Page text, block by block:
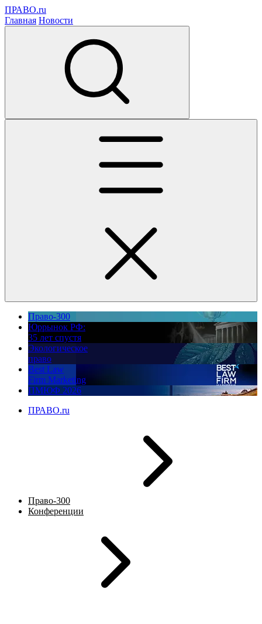
ПРАВО.ru
Главная Новости
Право-300
Юррынок РФ:
35 лет спустя
Экологическое
право
Best Law
Firm Marketing
ПМЮФ 2026
ПРАВО.ru
Право-300
Конференции